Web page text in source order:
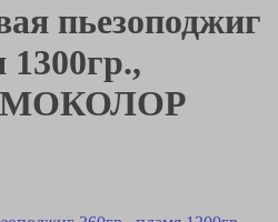
пьезоподжиг
1300гр.,